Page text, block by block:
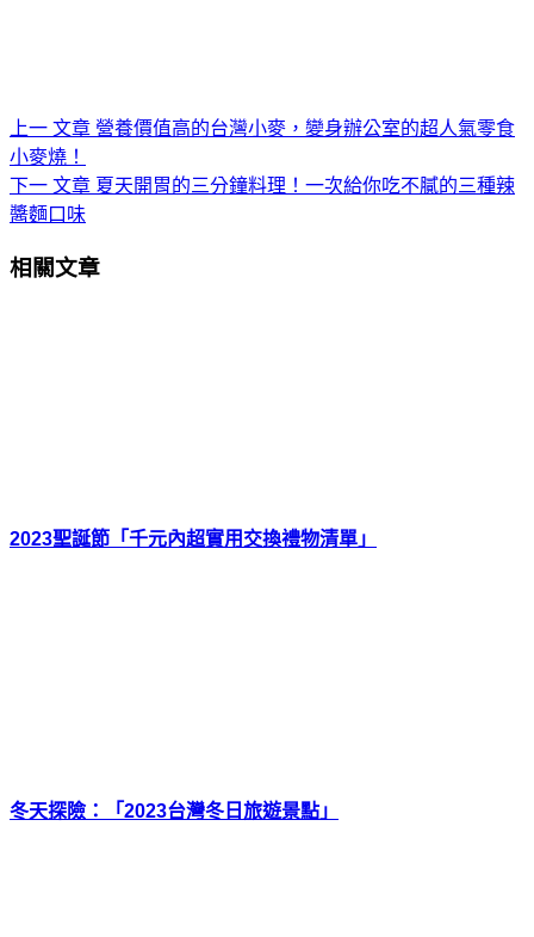
上一 文章 營養價值高的台灣小麥，變身辦公室的超人氣零食
小麥燒！
下一 文章 夏天開胃的三分鐘料理！一次給你吃不膩的三種辣
醬麵口味
相關文章
2023聖誕節「千元內超實用交換禮物清單」
冬天探險：「2023台灣冬日旅遊景點」